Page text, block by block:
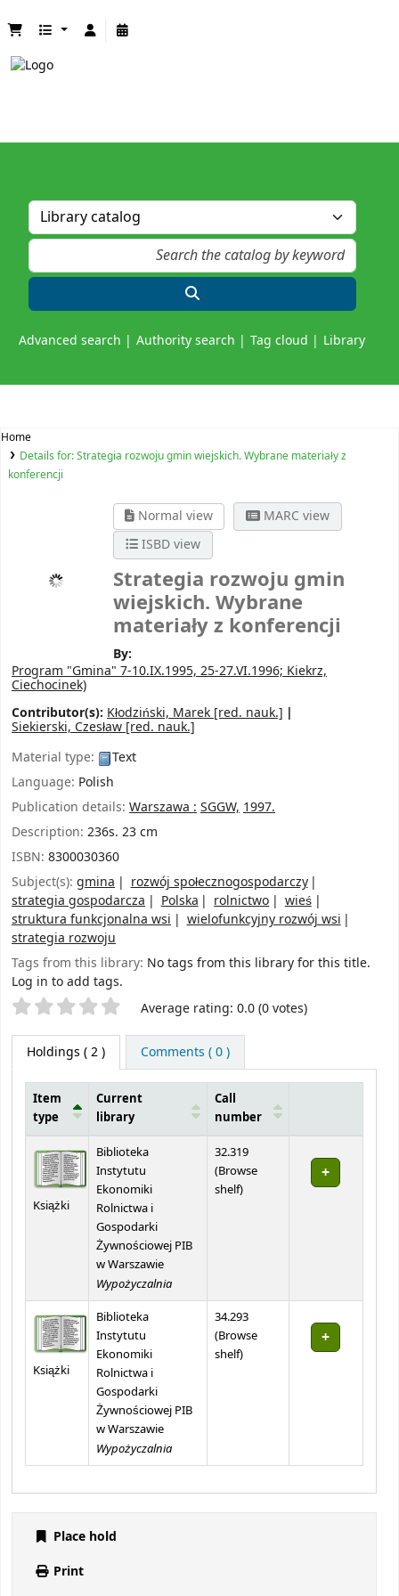
Advanced search Authority search Tag cloud Library
Home
Details for:Strategia rozwoju gmin wiejskich. Wybrane materiały z
konferencji
Normal view
MARC view
ISBD view
Strategia rozwoju gmin
wiejskich. Wybrane
materiały z konferencji
By:
Program "Gmina"7-10.IX.1995, 25-27.VI.1996; Kiekrz,
Ciechocinek)
Contributor(s): Kłodziński, Marek[red. nauk.]
Siekierski, Czesław[red. nauk.]
Material type:
Text
Language: Polish
Publication details: Warszawa :SGGW,1997.
Description: 236s. 23 cm
ISBN: 8300030360
Subject(s): gmina
rozwój społecznogospodarczy
strategia gospodarcza
Polska rolnictwo
wieś
struktura funkcjonalna wsi
wielofunkcyjny rozwój wsi
strategia rozwoju
Tags from this library: No tags from this library for this title.
Log in to add tags.
Star ratings Average rating: 0.0 (0 votes)
Holdings ( 2 ) Comments ( 0 )
Item
type
Current
library
Call
number
Książki
Biblioteka
Instytutu
Ekonomiki
Rolnictwa i
Gospodarki
Żywnościowej PIB
w Warszawie
Wypożyczalnia
32.319
(Browse
shelf(Opens below)
)
Książki
Biblioteka
Instytutu
Ekonomiki
Rolnictwa i
Gospodarki
Żywnościowej PIB
w Warszawie
Wypożyczalnia
34.293
(Browse
shelf(Opens below)
)
Place hold
Print